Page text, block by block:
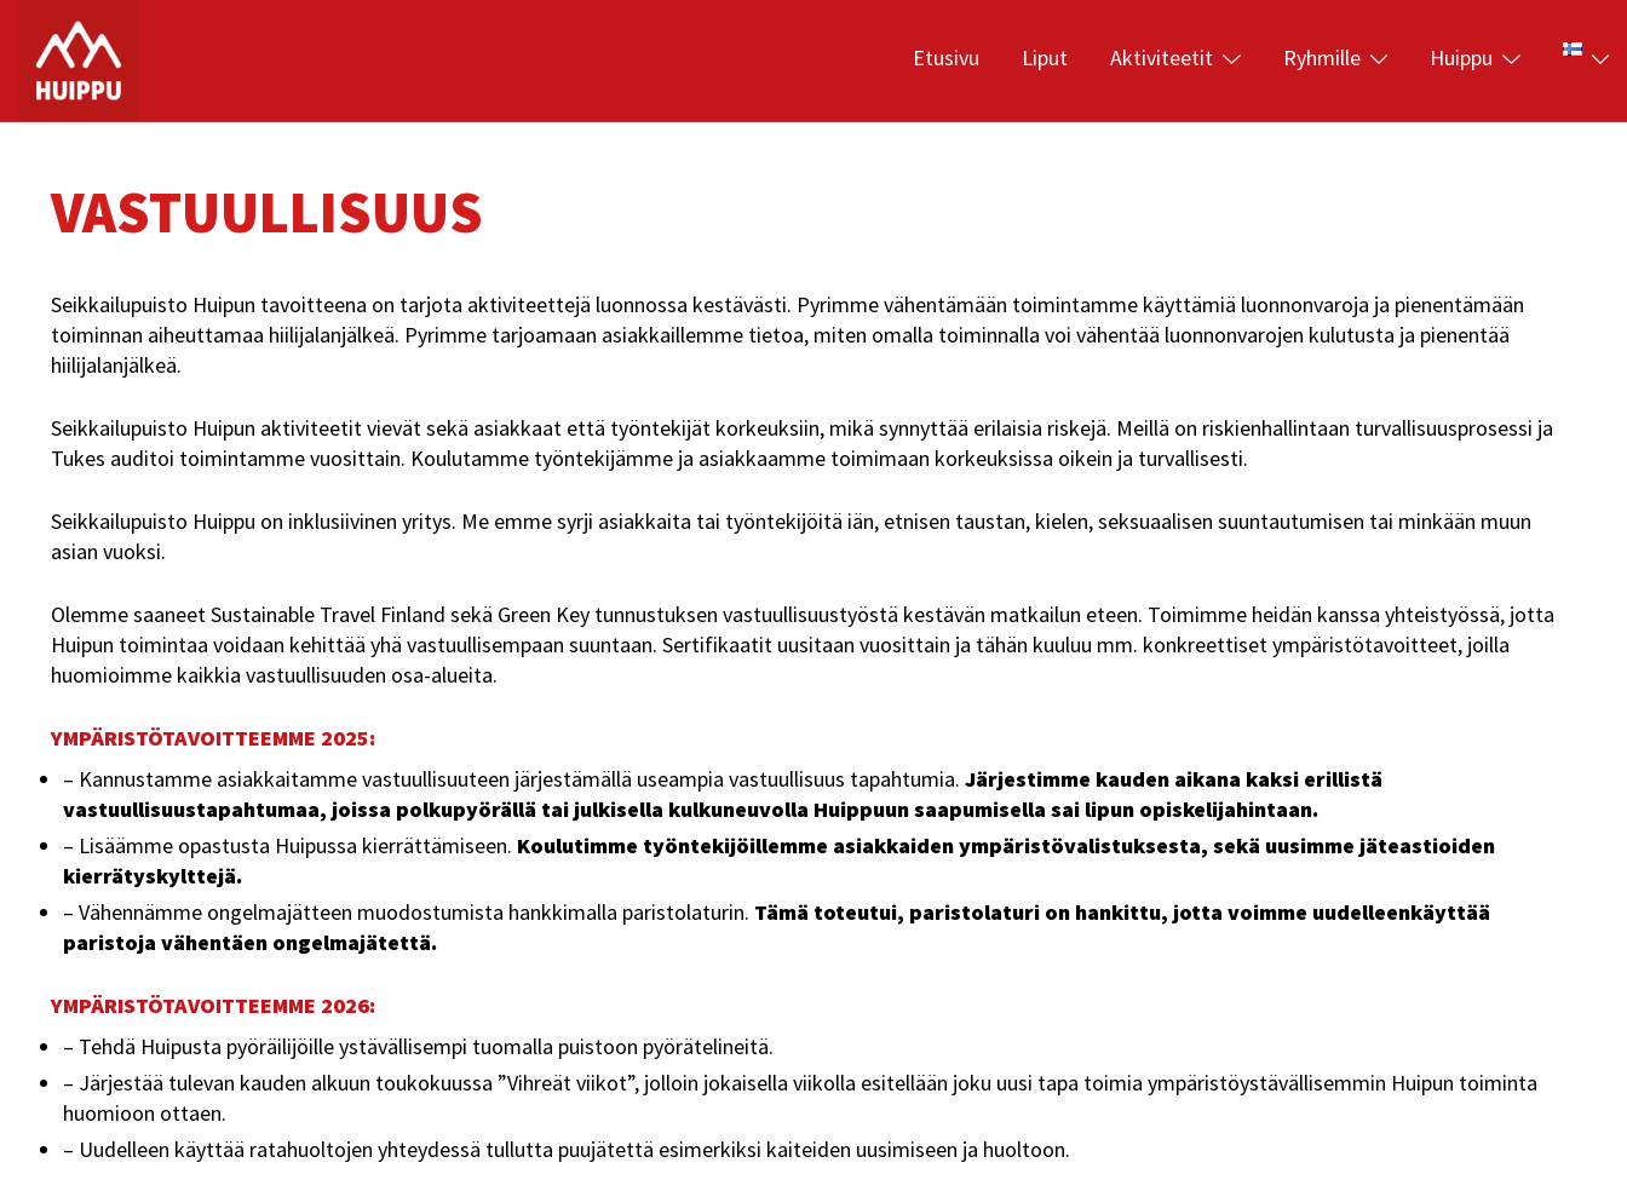
content
Etusivu Liput Aktiviteetit Ryhmille Huippu
VASTUULLISUUS
Seikkailupuisto Huipun tavoitteena on tarjota aktiviteettejä luonnossa kestävästi. Pyrimme vähentämään toimintamme käyttämiä luonnonvaroja ja pienentämään
toiminnan aiheuttamaa hiilijalanjälkeä. Pyrimme tarjoamaan asiakkaillemme tietoa, miten omalla toiminnalla voi vähentää luonnonvarojen kulutusta ja pienentää
hiilijalanjälkeä.
Seikkailupuisto Huipun aktiviteetit vievät sekä asiakkaat että työntekijät korkeuksiin, mikä synnyttää erilaisia riskejä. Meillä on riskienhallintaan turvallisuusprosessi ja
Tukes auditoi toimintamme vuosittain. Koulutamme työntekijämme ja asiakkaamme toimimaan korkeuksissa oikein ja turvallisesti.
Seikkailupuisto Huippu on inklusiivinen yritys. Me emme syrji asiakkaita tai työntekijöitä iän, etnisen taustan, kielen, seksuaalisen suuntautumisen tai minkään muun
asian vuoksi.
Olemme saaneet Sustainable Travel Finland sekä Green Key tunnustuksen vastuullisuustyöstä kestävän matkailun eteen. Toimimme heidän kanssa yhteistyössä, jotta
Huipun toimintaa voidaan kehittää yhä vastuullisempaan suuntaan. Sertifikaatit uusitaan vuosittain ja tähän kuuluu mm. konkreettiset ympäristötavoitteet, joilla
huomioimme kaikkia vastuullisuuden osa-alueita.
YMPÄRISTÖTAVOITTEEMME 2025:
– Kannustamme asiakkaitamme vastuullisuuteen järjestämällä useampia vastuullisuus tapahtumia. Järjestimme kauden aikana kaksi erillistä
vastuullisuustapahtumaa, joissa polkupyörällä tai julkisella kulkuneuvolla Huippuun saapumisella sai lipun opiskelijahintaan.
– Lisäämme opastusta Huipussa kierrättämiseen. Koulutimme työntekijöillemme asiakkaiden ympäristövalistuksesta, sekä uusimme jäteastioiden
kierrätyskylttejä.
– Vähennämme ongelmajätteen muodostumista hankkimalla paristolaturin. Tämä toteutui, paristolaturi on hankittu, jotta voimme uudelleenkäyttää
paristoja vähentäen ongelmajätettä.
YMPÄRISTÖTAVOITTEEMME 2026:
– Tehdä Huipusta pyöräilijöille ystävällisempi tuomalla puistoon pyörätelineitä.
– Järjestää tulevan kauden alkuun toukokuussa ”Vihreät viikot”, jolloin jokaisella viikolla esitellään joku uusi tapa toimia ympäristöystävällisemmin Huipun toiminta
huomioon ottaen.
– Uudelleen käyttää ratahuoltojen yhteydessä tullutta puujätettä esimerkiksi kaiteiden uusimiseen ja huoltoon.